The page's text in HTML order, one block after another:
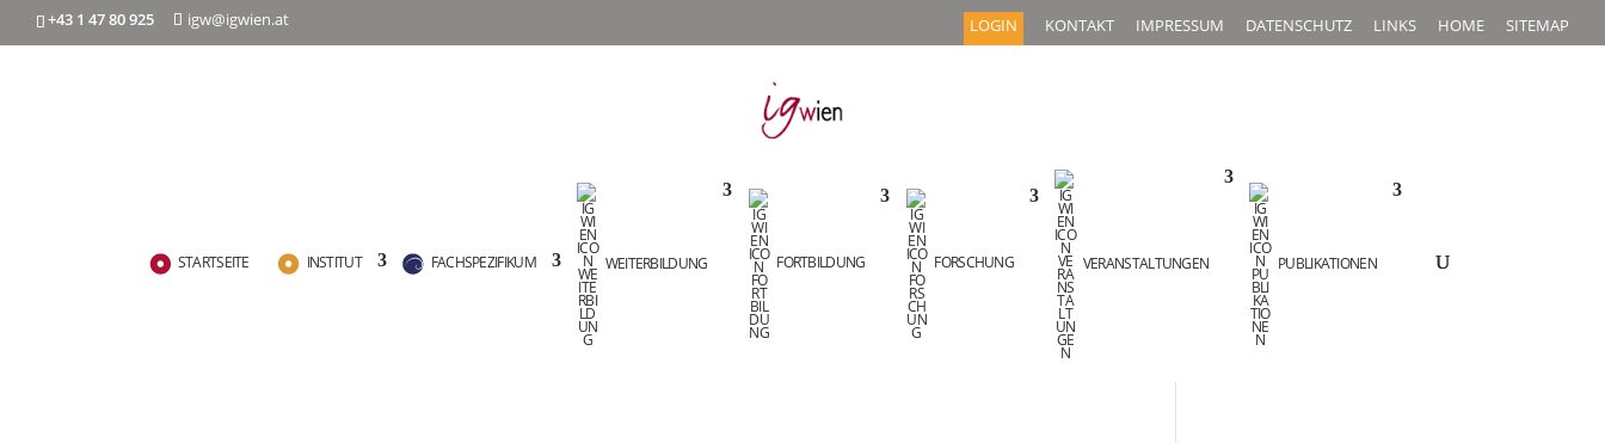
+43 1 47 80 925 igw@igwien.at LOGIN KONTAKT IMPRESSUM DATENSCHUTZ LINKS HOME SITEMAP
STARTSEITE INSTITUT FACHSPEZIFIKUM WEITERBILDUNG FORTBILDUNG FORSCHUNG VERANSTALTUNGEN PUBLIKATIONEN